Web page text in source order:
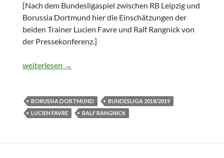
[Nach dem Bundesligaspiel zwischen RB Leipzig und
Borussia Dortmund hier die Einschätzungen der
beiden Trainer Lucien Favre und Ralf Rangnick von
der Pressekonferenz.]
Pressekonferenz: RB Leipzig vs. Borussia Dortmund
weiterlesen →
BORUSSIA DORTMUND
BUNDESLIGA 2018/2019
LUCIEN FAVRE
RALF RANGNICK